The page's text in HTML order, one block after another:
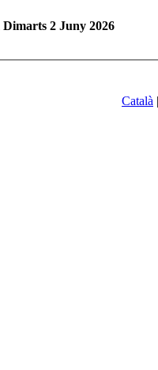
Dimarts 2 Juny 2026
Català